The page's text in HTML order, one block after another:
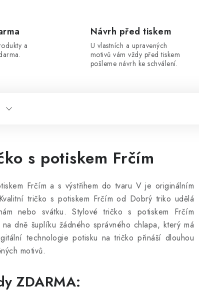
a
Návrh před tiskem
U vlastních a upravených
motivů vám vždy před tiskem
pošleme návrh ke schválení.
s potiskem Frčím
Frčím a s výstřihem do tvaru V je originálním
tričko s potiskem Frčím od Dobrý triko udělá
nebo svátku. Stylové tričko s potiskem Frčím
dně šuplíku žádného správného chlapa, který má
technologie potisku na tričko přináší dlouhou
motivů.
ZDARMA: